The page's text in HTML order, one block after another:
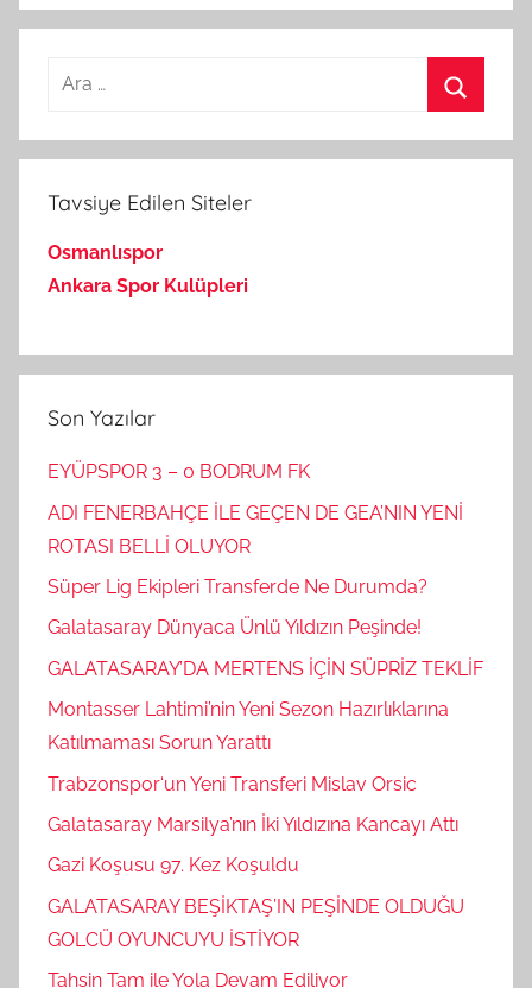
Arama:
Tavsiye Edilen Siteler
Osmanlıspor
Ankara Spor Kulüpleri
Son Yazılar
EYÜPSPOR 3 – 0 BODRUM FK
ADI FENERBAHÇE İLE GEÇEN DE GEA’NIN YENİ
ROTASI BELLİ OLUYOR
Süper Lig Ekipleri Transferde Ne Durumda?
Galatasaray Dünyaca Ünlü Yıldızın Peşinde!
GALATASARAY’DA MERTENS İÇİN SÜPRİZ TEKLİF
Montasser Lahtimi’nin Yeni Sezon Hazırlıklarına
Katılmaması Sorun Yarattı
Trabzonspor‘un Yeni Transferi Mislav Orsic
Galatasaray Marsilya’nın İki Yıldızına Kancayı Attı
Gazi Koşusu 97. Kez Koşuldu
GALATASARAY BEŞİKTAŞ’IN PEŞİNDE OLDUĞU
GOLCÜ OYUNCUYU İSTİYOR
Tahsin Tam ile Yola Devam Ediliyor